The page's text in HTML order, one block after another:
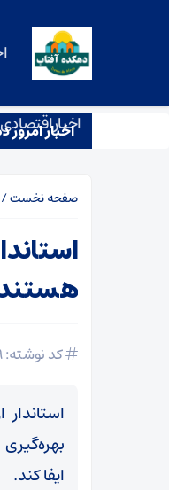
اخبار اقتصادی
اخبار
اردبیل: شرکت‌های
صفحه نخست/
کد نوشته: 77109
ایفا کند.